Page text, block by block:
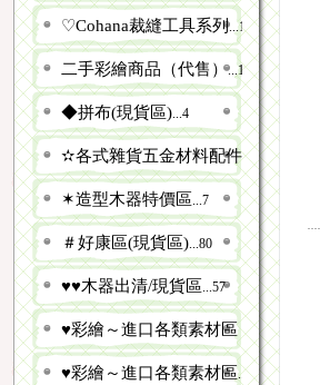
♡︎Cohana裁縫工具系列...14
二手彩繪商品（代售）...149
◆拼布(現貨區)...4
✫各式雜貨五金材料配件(現貨區)
✶造型木器特價區...7
＃好康區(現貨區)...80
♥♥木器出清/現貨區...57
♥彩繪～進口各類素材區 (現貨區)
♥彩繪～進口各類素材區...167